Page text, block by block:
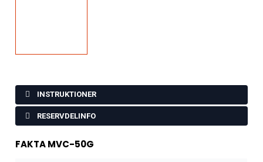
INSTRUKTIONER
RESERVDELINFO
FAKTA MVC-50G